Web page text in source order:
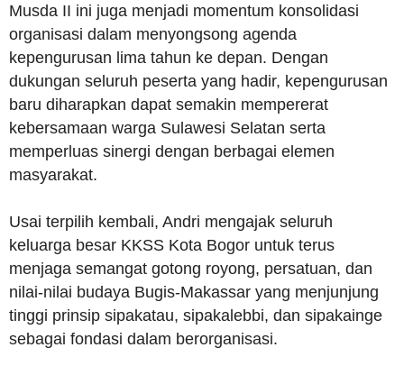
Musda II ini juga menjadi momentum konsolidasi
organisasi dalam menyongsong agenda
kepengurusan lima tahun ke depan. Dengan
dukungan seluruh peserta yang hadir, kepengurusan
baru diharapkan dapat semakin mempererat
kebersamaan warga Sulawesi Selatan serta
memperluas sinergi dengan berbagai elemen
masyarakat.
Usai terpilih kembali, Andri mengajak seluruh
keluarga besar KKSS Kota Bogor untuk terus
menjaga semangat gotong royong, persatuan, dan
nilai-nilai budaya Bugis-Makassar yang menjunjung
tinggi prinsip sipakatau, sipakalebbi, dan sipakainge
sebagai fondasi dalam berorganisasi.